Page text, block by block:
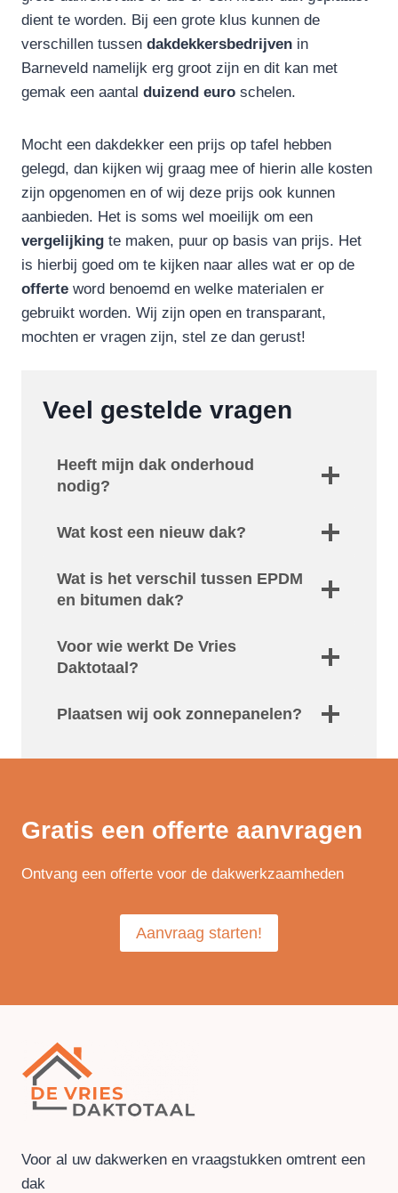
dient te worden. Bij een grote klus kunnen de
verschillen tussen dakdekkersbedrijven in
Barneveld namelijk erg groot zijn en dit kan met
gemak een aantal duizend euro schelen.
Mocht een dakdekker een prijs op tafel hebben
gelegd, dan kijken wij graag mee of hierin alle kosten
zijn opgenomen en of wij deze prijs ook kunnen
aanbieden. Het is soms wel moeilijk om een
vergelijking te maken, puur op basis van prijs. Het
is hierbij goed om te kijken naar alles wat er op de
offerte word benoemd en welke materialen er
gebruikt worden. Wij zijn open en transparant,
mochten er vragen zijn, stel ze dan gerust!
Veel gestelde vragen
Heeft mijn dak onderhoud
nodig?
Wat kost een nieuw dak?
Wat is het verschil tussen EPDM
en bitumen dak?
Voor wie werkt De Vries
Daktotaal?
Plaatsen wij ook zonnepanelen?
Gratis een offerte aanvragen
Ontvang een offerte voor de dakwerkzaamheden
Aanvraag starten!
Voor al uw dakwerken en vraagstukken omtrent een
dak